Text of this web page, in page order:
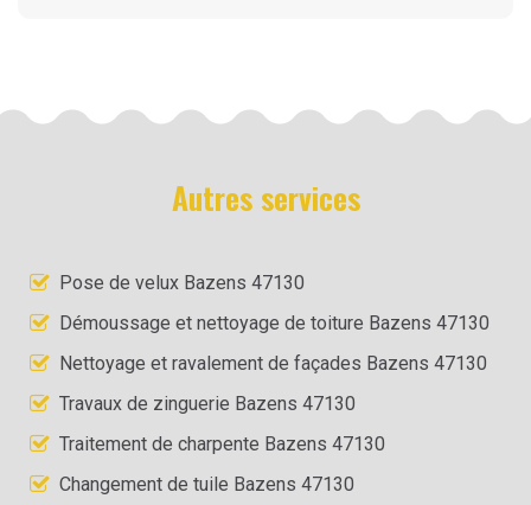
Autres services
Pose de velux Bazens 47130
Démoussage et nettoyage de toiture Bazens 47130
Nettoyage et ravalement de façades Bazens 47130
Travaux de zinguerie Bazens 47130
Traitement de charpente Bazens 47130
Changement de tuile Bazens 47130